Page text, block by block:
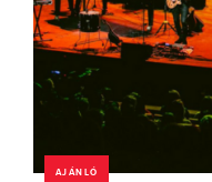
AJÁNLÓ